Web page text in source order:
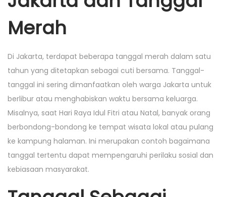
Merah
Di Jakarta, terdapat beberapa tanggal merah dalam satu
tahun yang ditetapkan sebagai cuti bersama. Tanggal-
tanggal ini sering dimanfaatkan oleh warga Jakarta untuk
berlibur atau menghabiskan waktu bersama keluarga.
Misalnya, saat Hari Raya Idul Fitri atau Natal, banyak orang
berbondong-bondong ke tempat wisata lokal atau pulang
ke kampung halaman. Ini merupakan contoh bagaimana
tanggal tertentu dapat mempengaruhi perilaku sosial dan
kebiasaan masyarakat.